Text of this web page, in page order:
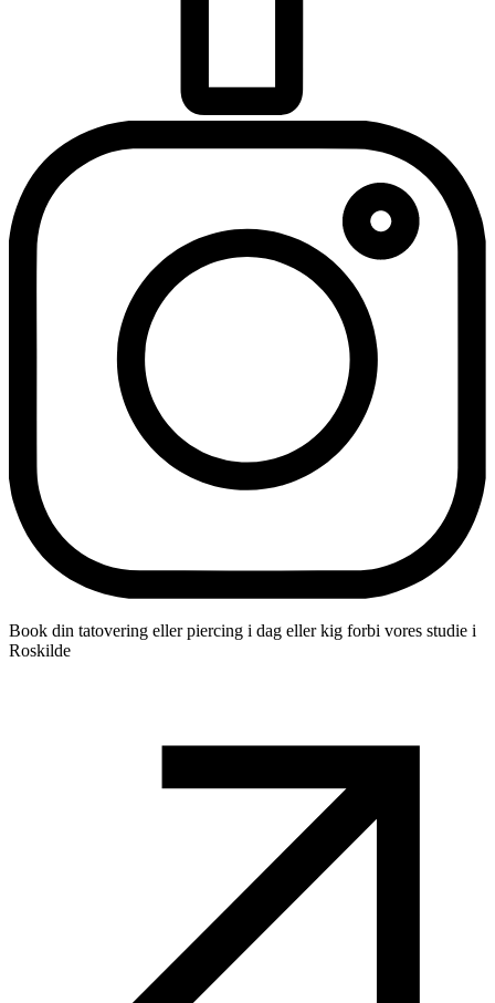
Book din tatovering eller piercing i dag eller kig forbi vores studie i
Roskilde